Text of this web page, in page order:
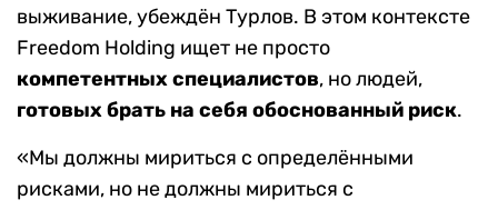
выживание, убеждён Турлов. В этом контексте
Freedom Holding ищет не просто
компетентных специалистов, но людей,
готовых брать на себя обоснованный риск.
«Мы должны мириться с определёнными
рисками, но не должны мириться с